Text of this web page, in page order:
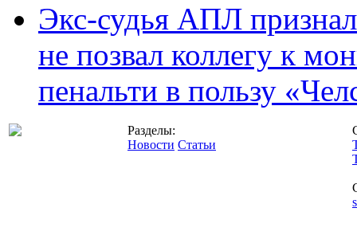
Экс-судья АПЛ
не позвал коллегу к
пенальти в пользу
Разделы:
Новости Статьи